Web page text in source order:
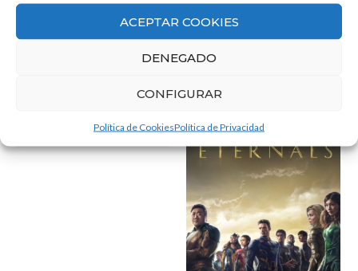
ACEPTAR COOKIES
DENEGADO
CONFIGURAR
Política de CookiesPolítica de Privacidad
Instintos Ocultos